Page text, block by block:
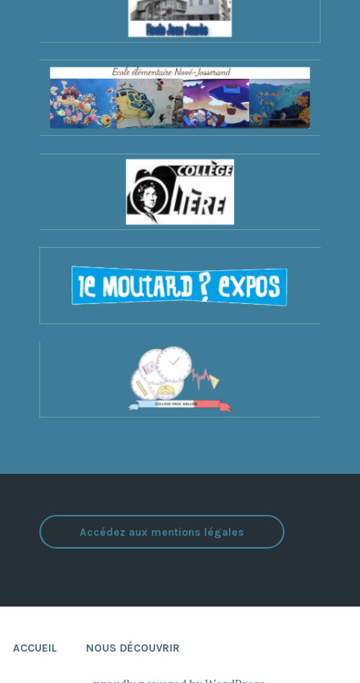
Accédez aux mentions légales
ACCUEIL NOUS DÉCOUVRIR